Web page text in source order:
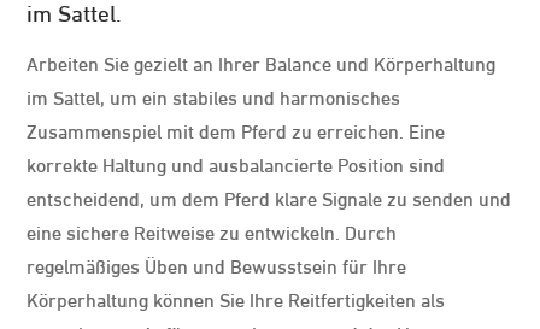
im Sattel.
Arbeiten Sie gezielt an Ihrer Balance und Körperhaltung
im Sattel, um ein stabiles und harmonisches
Zusammenspiel mit dem Pferd zu erreichen. Eine
korrekte Haltung und ausbalancierte Position sind
entscheidend, um dem Pferd klare Signale zu senden und
eine sichere Reitweise zu entwickeln. Durch
regelmäßiges Üben und Bewusstsein für Ihre
Körperhaltung können Sie Ihre Reitfertigkeiten als